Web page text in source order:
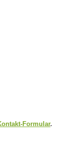
Formular.